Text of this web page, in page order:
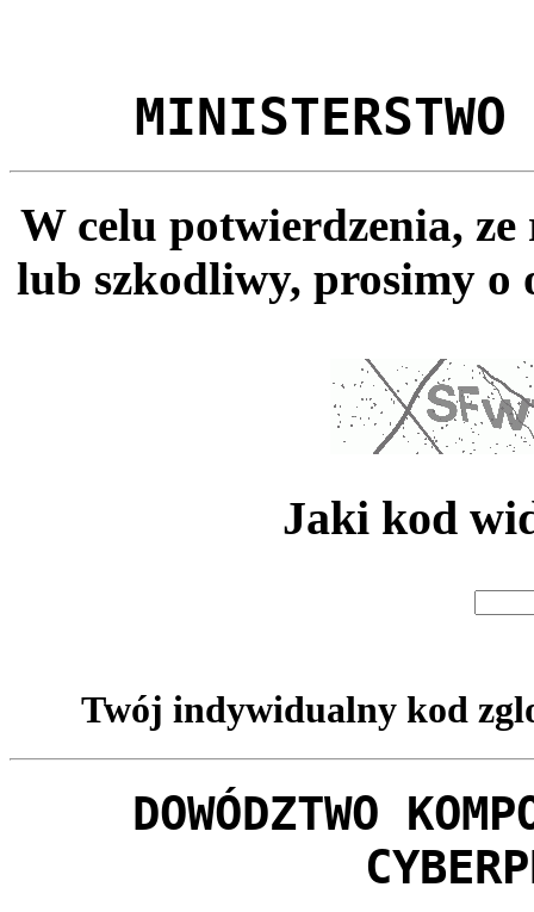
MINISTERSTWO
W celu potwierdzenia,
lub szkodliwy, prosimy o
Jaki kod
Twój indywidualny kod
DOWÓDZTWO